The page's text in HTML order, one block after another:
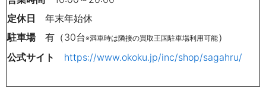
定休日 年末年始休
駐車場有（30台※満車時は隣接の買取王国駐車場利用可能）
公式サイト
https://www.okoku.jp/inc/shop/sagahru/